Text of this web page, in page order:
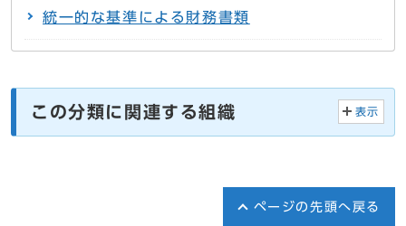
統一的な基準による財務書類
この分類に関連する組織 表示
ページの先頭へ戻る